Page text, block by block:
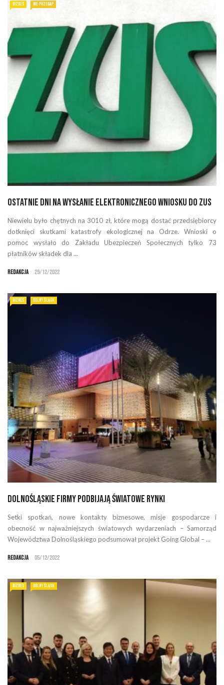
BIZNES NIE PRZEGAP
Ostatnie dni na wysłanie elektronicznego wniosku do ZUS
Niewielu było chętnych na 3010 zł, które mogą dostać przedsiębiorcy
dotknięci skutkami katastrofy ekologicznej na Odrze. Wnioski o
pomoc wysłało do Zakładu Ubezpieczeń Społecznych tylko 73
płatników składek dla ...
Redakcja 29/12/2022
BIZNES DOLNY ŚLĄSK
Dolnośląskie firmy podbijają światowe rynki
Setki spotkań, nowe kontakty biznesowe, misje gospodarcze i
obecność w najważniejszych światowych wydarzeniach – Samorząd
Województwa Dolnośląskiego podsumował projekt Going Global – ...
Redakcja 05/12/2022
BIZNES DOLNY ŚLĄSK